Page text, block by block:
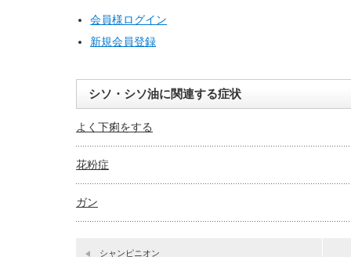
会員様ログイン
新規会員登録
シソ・シソ油に関連する症状
よく下痢をする
花粉症
ガン
シャンピニオン